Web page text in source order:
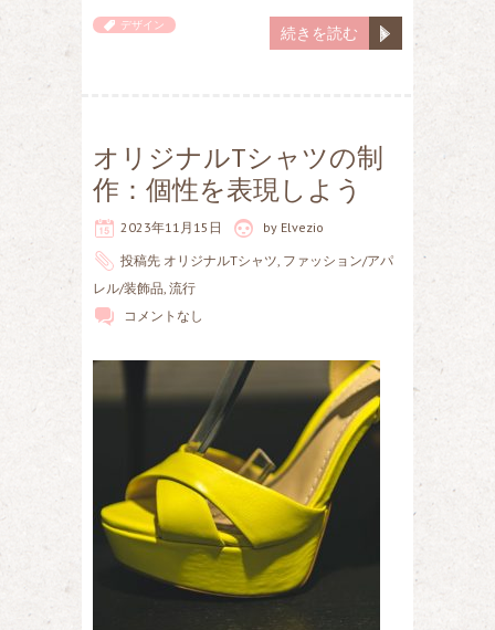
続きを読む
デザイン
オリジナルTシャツの制
作：個性を表現しよう
2023年11月15日 by Elvezio
投稿先 オリジナルTシャツ, ファッション/アパ
レル/装飾品, 流行
コメントなし